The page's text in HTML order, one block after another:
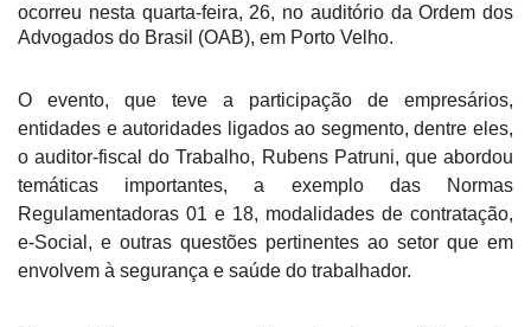
ocorreu nesta quarta-feira, 26, no auditório da Ordem dos
Advogados do Brasil (OAB), em Porto Velho.
O evento, que teve a participação de empresários,
entidades e autoridades ligados ao segmento, dentre eles,
o auditor-fiscal do Trabalho, Rubens Patruni, que abordou
temáticas importantes, a exemplo das Normas
Regulamentadoras 01 e 18, modalidades de contratação,
e-Social, e outras questões pertinentes ao setor que em
envolvem à segurança e saúde do trabalhador.